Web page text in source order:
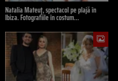
Natalia Mateuț, spectacol pe plajă în
Ibiza. Fotografiile în costum…